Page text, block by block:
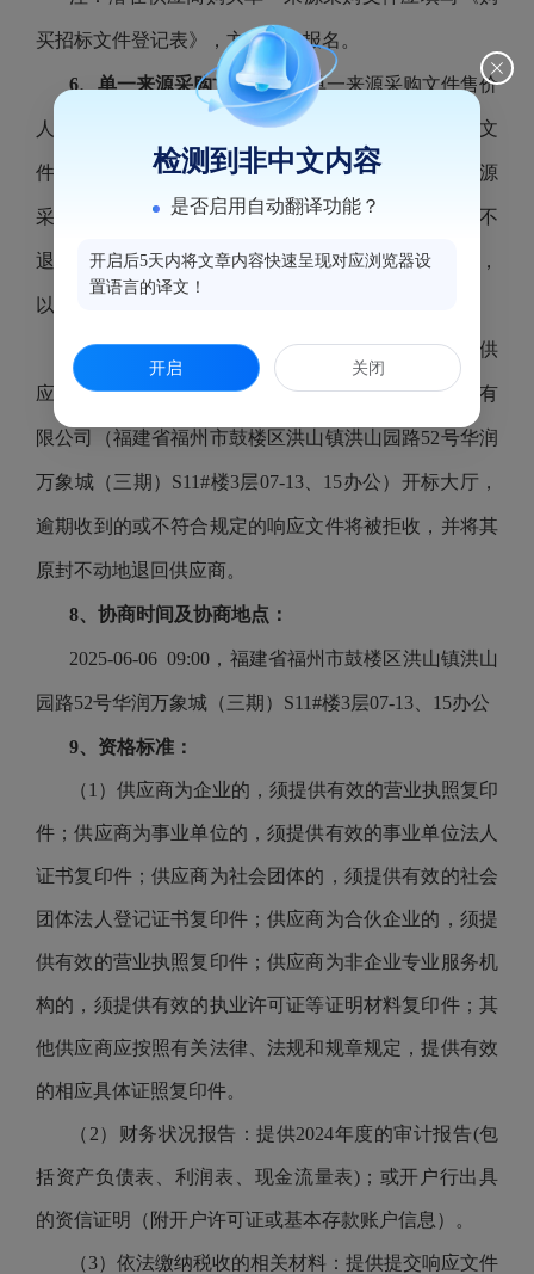
买招标文件登记表》，方为有效报名。
6、单一来源采购文件售价：单一来源采购文件售价
人民币200元/份（纸质文本或电子文档单一来源采购文
件）。纸质文本单一来源采购文件与电子文档单一来源
采购文件具有同等法律效力，单一来源采购文件售后不
退。单一来源采购文件电子文档与纸质文本不一致时，
以纸质文本为准。
7、提交响应文件截止时间：2025-06-06 09:00， 供
应商应在此之前将响应文件提交到福建华真招标代理有
限公司（福建省福州市鼓楼区洪山镇洪山园路52号华润
万象城（三期）S11#楼3层07-13、15办公）开标大厅，
逾期收到的或不符合规定的响应文件将被拒收，并将其
原封不动地退回供应商。
8、协商时间及协商地点：
2025-06-06 09:00， 福建省福州市鼓楼区洪山镇洪山
园路52号华润万象城（三期）S11#楼3层07-13、15办公
9、资格标准：
（1） 供应商为企业的，须提供有效的营业执照复印
件；供应商为事业单位的，须提供有效的事业单位法人
证书复印件；供应商为社会团体的，须提供有效的社会
团体法人登记证书复印件；供应商为合伙企业的，须提
供有效的营业执照复印件；供应商为非企业专业服务机
构的，须提供有效的执业许可证等证明材料复印件；其
他供应商应按照有关法律、法规和规章规定，提供有效
的相应具体证照复印件。
（2） 财务状况报告：提供2024年度的审计报告(包
括资产负债表、利润表、现金流量表)；或开户行出具
的资信证明（附开户许可证或基本存款账户信息 ）。
（3）依法缴纳税收的相关材料：提供提交响应文件
检测到非中文内容
是否启用自动翻译功能？
开启后5天内将文章内容快速呈现对应浏览器设
置语言的译文！
开启 关闭